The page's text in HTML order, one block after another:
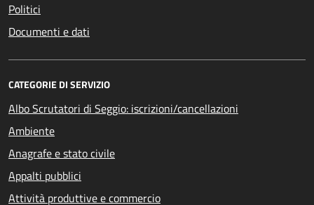
Politici
Documenti e dati
CATEGORIE DI SERVIZIO
Albo Scrutatori di Seggio: iscrizioni/cancellazioni
Ambiente
Anagrafe e stato civile
Appalti pubblici
Attività produttive e commercio